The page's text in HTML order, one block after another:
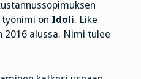
on Idoli. Like
2016 alussa. Nimi tulee